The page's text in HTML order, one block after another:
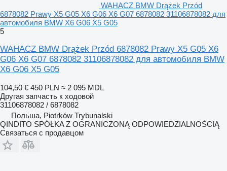
WAHACZ BMW Drążek Przód
6878082 Prawy X5 G05 X6 G06 X6 G07 6878082 31106878082 для
автомобиля BMW X6 G06 X5 G05
5
WAHACZ BMW Drążek Przód 6878082 Prawy X5 G05 X6
G06 X6 G07 6878082 31106878082 для автомобиля BMW
X6 G06 X5 G05
104,50 € 450 PLN ≈ 2 095 MDL
Другая запчасть к ходовой
31106878082 / 6878082
Польша, Piotrków Trybunalski
QINDITO SPÓŁKA Z OGRANICZONĄ ODPOWIEDZIALNOŚCIĄ
Связаться с продавцом